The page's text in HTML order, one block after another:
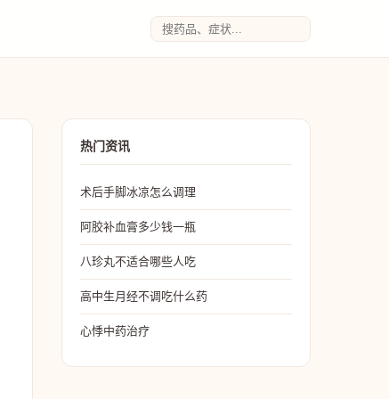
热门资讯
术后手脚冰凉怎么调理
阿胶补血膏多少钱一瓶
八珍丸不适合哪些人吃
高中生月经不调吃什么药
心悸中药治疗